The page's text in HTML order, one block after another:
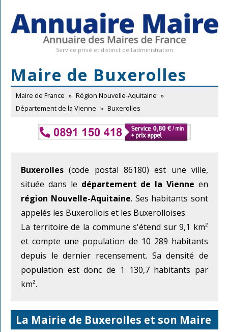
Service privé et distinct de l'administration
Maire de Buxerolles
Maire de France » Région Nouvelle-Aquitaine »
Département de la Vienne » Buxerolles
Buxerolles (code postal 86180) est une ville,
située dans le département de la Vienne en
région Nouvelle-Aquitaine. Ses habitants sont
appelés les Buxerollois et les Buxerolloises.
La territoire de la commune s'étend sur 9,1 km²
et compte une population de 10 289 habitants
depuis le dernier recensement. Sa densité de
population est donc de 1 130,7 habitants par
km².
La Mairie de Buxerolles et son Maire